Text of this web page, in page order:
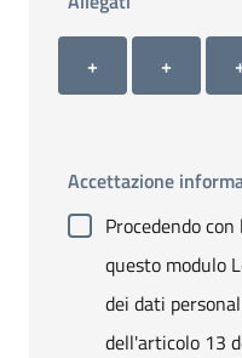
Allegato 1
+
Allegato 2
+
Accettazione
Procedendo
questo modulo
dei dati
dell'articolo 13